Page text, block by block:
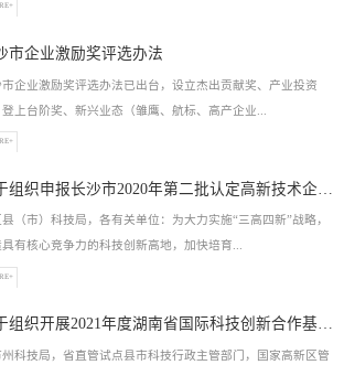
市企业激励奖评选办法
市企业激励奖评选办法已出台，设立杰出贡献奖、产业投资
登上台阶奖、新兴业态（雏鹰、航标、高产企业...
等，最高奖励2...
（市）科技局，各有关单位：为大力实施“三高四新”战略，
具有核心竞争力的科技创新高地，加快培育...
技术企业，充分... 关于组织开展2021年度湖南省国际科技创新合作基地申报工作的通知
州科技局，省直管试点县市科技行政主管部门，国家高新区管